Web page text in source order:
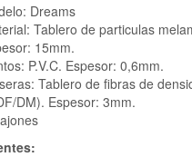
Dreams
Tablero de particulas
15mm.
P.V.C. Espesor: 0,6mm.
Tablero de fibras de
DM). Espesor: 3mm.